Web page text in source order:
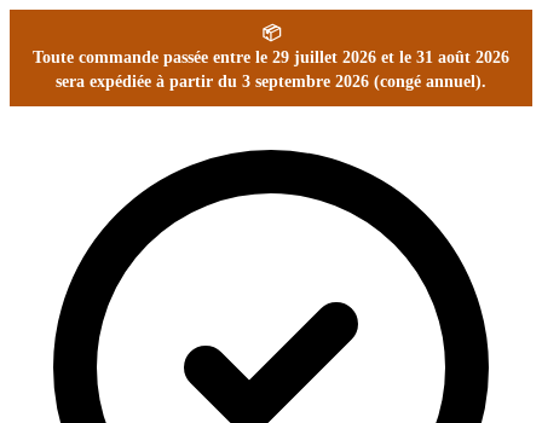
📦
Toute commande passée entre le 29 juillet 2026 et le 31 août 2026
sera expédiée à partir du 3 septembre 2026 (congé annuel).